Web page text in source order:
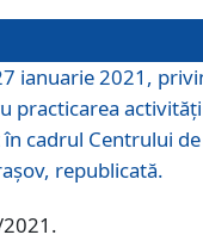
ianuarie 2021,
practicarea
cadrul Centrului de
republicată.
2021.